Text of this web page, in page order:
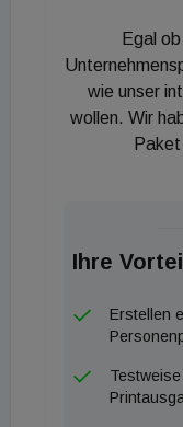
und teuer
der Kathedrale
still.
bemängelt,
eingehalten
Standl von
Building Times
in jedem Fall mit
gearbeitet
Egal
wie unser
wollen. Wir
Ihre
Erstellen